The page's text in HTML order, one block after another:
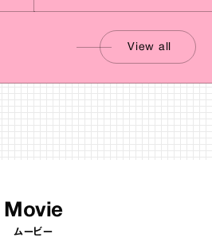
View all
Movie
ムービー